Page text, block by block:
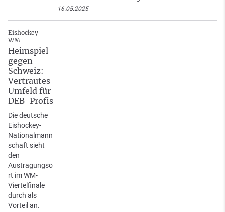
16.05.2025
Eishockey-
WM
Heimspiel
gegen
Schweiz:
Vertrautes
Umfeld für
DEB-Profis
Die deutsche
Eishockey-
Nationalmann
schaft sieht
den
Austragungso
rt im WM-
Viertelfinale
durch als
Vorteil an.